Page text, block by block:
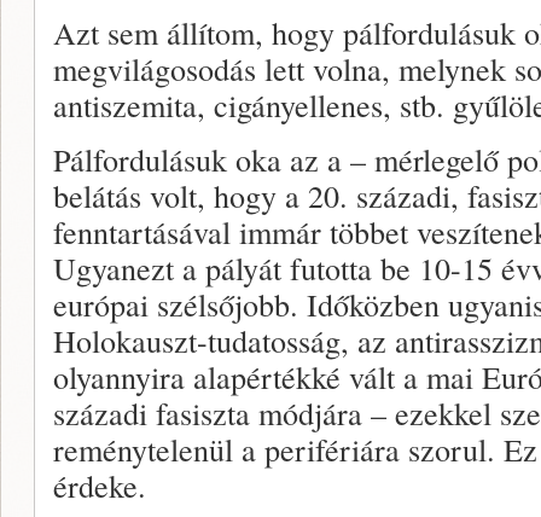
Azt sem állítom, hogy pálfordulásuk
megvilágosodás lett volna, melynek
antiszemita, cigányellenes, stb.
Pálfordulásuk oka az a – mérlegelő
belátás volt, hogy a 20. századi,
fenntartásával immár többet
Ugyanezt a pályát futotta be 10-15
európai szélsőjobb. Időközben
Holokauszt-tudatosság, az
olyannyira alapértékké vált a mai
századi fasiszta módjára – ezekkel
reménytelenül a perifériára szorul.
érdeke.